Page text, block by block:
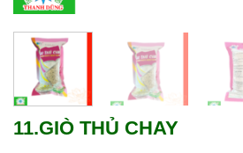
11.GIÒ THỦ CHAY